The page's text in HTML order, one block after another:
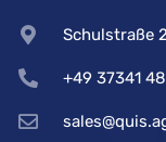
Schulstraße
+49 37341